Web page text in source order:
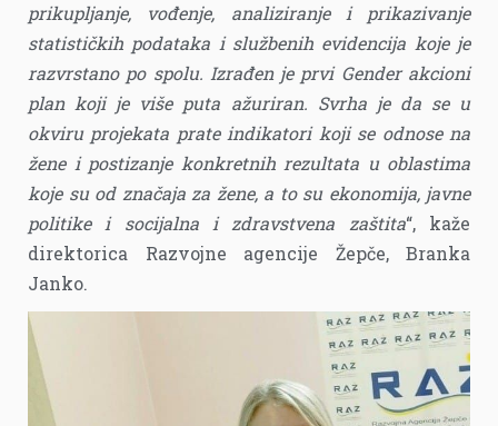
prikupljanje, vođenje, analiziranje i prikazivanje
statističkih podataka i službenih evidencija koje je
razvrstano po spolu. Izrađen je prvi Gender akcioni
plan koji je više puta ažuriran. Svrha je da se u
okviru projekata prate indikatori koji se odnose na
žene i postizanje konkretnih rezultata u oblastima
koje su od značaja za žene, a to su ekonomija, javne
politike i socijalna i zdravstvena zaštita“, kaže
direktorica Razvojne agencije Žepče, Branka
Janko.